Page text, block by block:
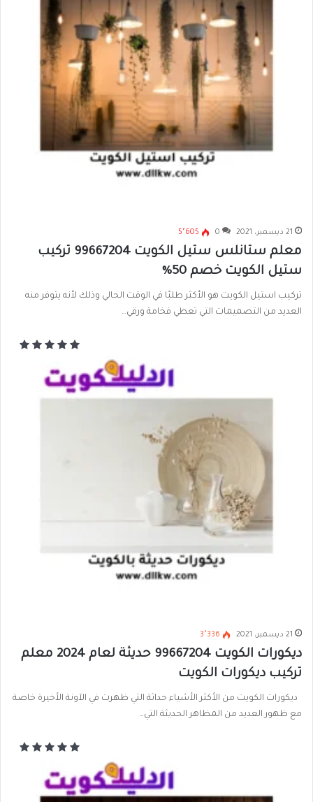
21 ديسمبر، 2021 0 5٬605
معلم ستانلس ستيل الكويت 99667204 تركيب
ستيل الكويت خصم 50%
تركيب استيل الكويت هو الأكثر طلبًا في الوقت الحالي وذلك لأنه يتوفر منه
العديد من التصميمات التي تعطي فخامة ورقي…
21 ديسمبر، 2021 3٬336
ديكورات الكويت 99667204 حديثة لعام 2024 معلم
تركيب ديكورات الكويت
ديكورات الكويت من الأكثر الأشياء حداثة التي ظهرت في الآونة الأخيرة خاصة
مع ظهور العديد من المظاهر الحديثة التي…